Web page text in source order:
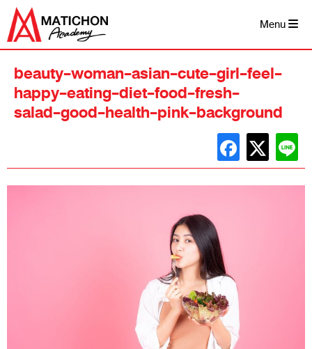
Skip
content
Menu
beauty-woman-asian-cute-girl-feel-
happy-eating-diet-food-fresh-
salad-good-health-pink-background